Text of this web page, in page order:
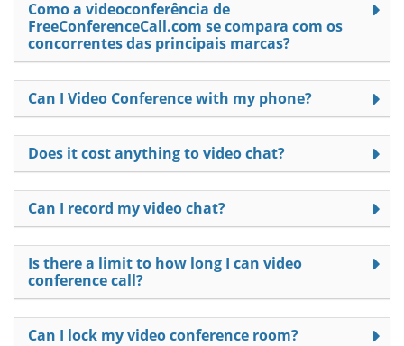
Como a videoconferência de
FreeConferenceCall.com se compara com os
concorrentes das principais marcas?
Can I Video Conference with my phone?
Does it cost anything to video chat?
Can I record my video chat?
Is there a limit to how long I can video
conference call?
Can I lock my video conference room?